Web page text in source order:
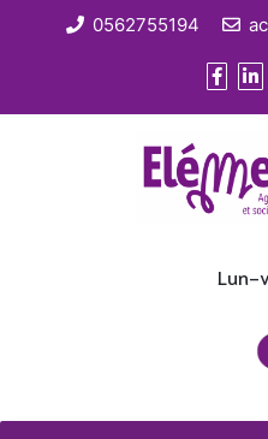
0562755194
Lun-